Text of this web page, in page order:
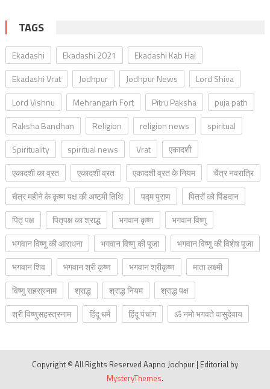
TAGS
Ekadashi Ekadashi 2021
Ekadashi Kab Hai
Ekadashi Vrat
Jodhpur Jodhpur News
Lord Shiva
Lord Vishnu
Mehrangarh Fort Pitru Paksha
puja path
Raksha Bandhan
Religion religion news
spiritual
Spirituality
spiritual news Vrat
एकादशी
एकादशी का व्रत
एकादशी व्रत एकादशी व्रत के नियम
चैत्र नवरात्रि
चैत्र महीने के कृष्ण पक्ष की अष्टमी तिथि
पद्म पुराण
पितरों को पिंडदान
पितृ पक्ष
पितृपक्ष का श्राद्ध भगवान कृष्ण
भगवान विष्णु
भगवान विष्णु की आराधना
भगवान विष्णु की पूजा
भगवान विष्णु की विशेष पूजा
भगवान शिव
भगवान श्री कृष्ण भगवान श्रीकृष्ण
माता लक्ष्मी
विष्णु सहस्रनाम
श्राद्ध श्राद्ध नियम
श्राद्ध पक्ष
श्री विष्णुसहस्त्रनाम
हिंदू धर्म हिंदू पंचांग ॐ नमो भगवते वासुदेवाय
Copyright © All Rights Reserved Aapno Jodhpur | Editorial by
MysteryThemes.